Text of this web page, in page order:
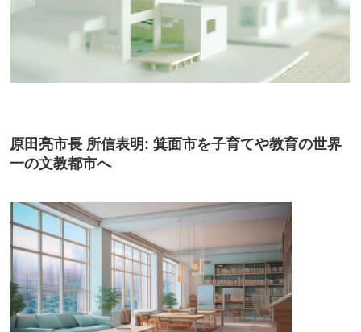
原田亮市長 所信表明: 箕面市を子育てや教育の世界
一の文教都市へ